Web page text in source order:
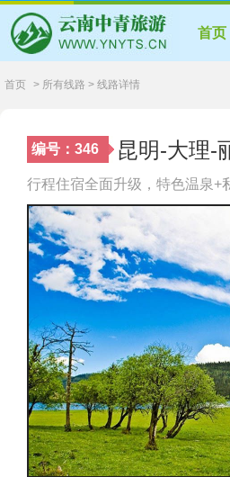
首页
首页 > 所有线路 > 线路详情
编号：346 昆明-大理-
行程住宿全面升级，特色温泉+